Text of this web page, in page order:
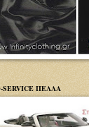
SERVICE ΠΕΛΛΑ